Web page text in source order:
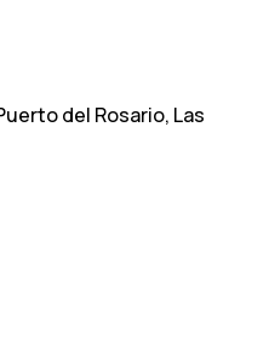
del Rosario, Las